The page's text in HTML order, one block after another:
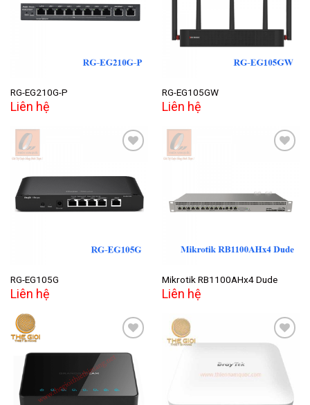
wishlist
RG-EG210G-P
Liên hệ
RG-EG105GW
Liên hệ
Add to
wishlist
RG-EG105G
Liên hệ
wishlist
Mikrotik RB1100AHx4 Dude
Liên hệ
Add to
wishlist
Add to
wishlist